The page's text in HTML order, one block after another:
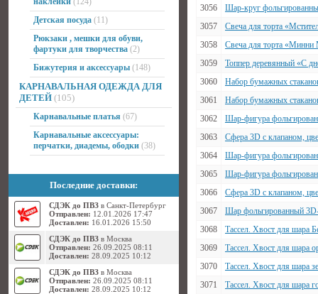
Детская посуда (11)
Рюкзаки , мешки для обуви,
фартуки для творчества (2)
Бижутерия и аксессуары (148)
КАРНАВАЛЬНАЯ ОДЕЖДА ДЛЯ
ДЕТЕЙ (105)
Карнавальные платья (67)
Карнавальные аксессуары:
перчатки, диадемы, ободки (38)
Последние доставки:
СДЭК до ПВЗ в Санкт-Петербург
Отправлен: 12.01.2026 17:47
Доставлен: 16.01.2026 15:50
СДЭК до ПВЗ в Москва
Отправлен: 26.09.2025 08:11
Доставлен: 28.09.2025 10:12
СДЭК до ПВЗ в Москва
Отправлен: 26.09.2025 08:11
Доставлен: 28.09.2025 10:12
3056
Шар-круг
3057
Свеча для торта
3058
Свеча для торта «Минни
3059
Топпер деревянный «С
3060
Набор бумажных
3061
Набор бумажных
3062
Шар-фигура
3063
Сфера 3D с клапаном,
3064
Шар-фигура
3065
Шар-фигура
3066
Сфера 3D с клапаном,
3067
Шар фольгированный
3068
Тассел. Хвост для шара
3069
Тассел. Хвост для шара
3070
Тассел. Хвост для шара
3071
Тассел. Хвост для шара